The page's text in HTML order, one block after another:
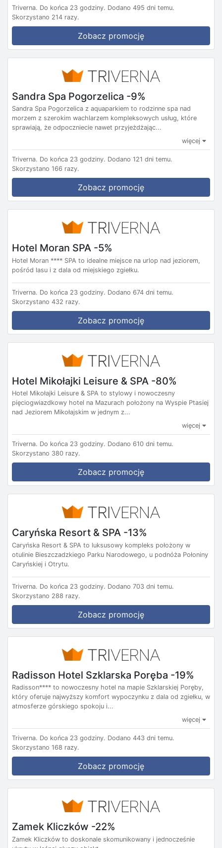
Triverna. Do końca 23 godziny. Dodano 495 dni temu.
Skorzystano 214 razy.
Zobacz promocję
Sandra Spa Pogorzelica -9%
Sandra Spa Pogorzelica z aquaparkiem to rodzinne spa nad
morzem z szerokim wachlarzem kompleksowych usług, które
sprawiają, że odpoczniecie nawet przyjeżdżając...
więcej
Triverna. Do końca 23 godziny. Dodano 121 dni temu.
Skorzystano 166 razy.
Zobacz promocję
Hotel Moran SPA -5%
Hotel Moran **** SPA to idealne miejsce na urlop nad jeziorem,
pośród lasu i z dala od miejskiego zgiełku.
Triverna. Do końca 23 godziny. Dodano 674 dni temu.
Skorzystano 432 razy.
Zobacz promocję
Hotel Mikołajki Leisure & SPA -80%
Hotel Mikołajki Leisure & SPA to stylowy i nowoczesny
pięciogwiazdkowy hotel na Mazurach położony na Wyspie Ptasiej
nad Jeziorem Mikołajskim w jednym z...
więcej
Triverna. Do końca 23 godziny. Dodano 610 dni temu.
Skorzystano 380 razy.
Zobacz promocję
Caryńska Resort & SPA -13%
Caryńska Resort & SPA to luksusowy kompleks położony w
otulinie Bieszczadzkiego Parku Narodowego, u podnóża Połoniny
Caryńskiej i Otrytu.
Triverna. Do końca 23 godziny. Dodano 703 dni temu.
Skorzystano 288 razy.
Zobacz promocję
Radisson Hotel Szklarska Poręba -19%
Radisson**** to nowoczesny hotel na mapie Szklarskiej Poręby,
który oferuje najwyższy komfort wypoczynku z dala od zgiełku, w
atmosferze górskiego spokoju i...
więcej
Triverna. Do końca 23 godziny. Dodano 443 dni temu.
Skorzystano 168 razy.
Zobacz promocję
Zamek Kliczków -22%
Zamek Kliczków to doskonale skomunikowany i jednocześnie